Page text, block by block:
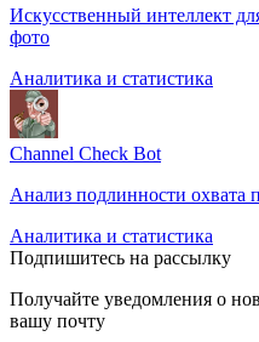
Искусственный интеллект
фото
Аналитика и статистика
Channel Check Bot
Анализ подлинности охвата
Аналитика и статистика
Подпишитесь на рассылку
Получайте уведомления о
вашу почту